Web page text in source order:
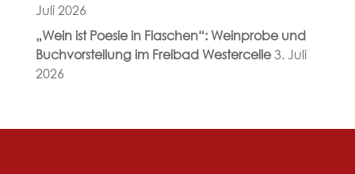
Juli 2026
„Wein ist Poesie in Flaschen“: Weinprobe und
Buchvorstellung im Freibad Westercelle 3. Juli
2026